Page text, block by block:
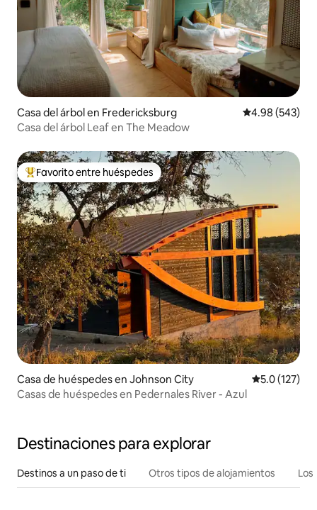
Casa del árbol en Fredericksburg Calificación
4.98 (543)
Casa del árbol Leaf en The Meadow
Favorito entre huéspedes preferido
Favorito entre huéspedes
Casa de huéspedes en Johnson City Calificación
5.0 (127)
Casas de huéspedes en Pedernales River - Azul
Destinaciones para explorar
Destinos a un paso de ti Otros tipos de alojamientos